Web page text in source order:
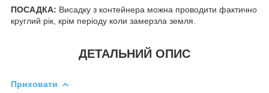
ПОСАДКА: Висадку з контейнера можна проводити фактично
круглий рік, крім періоду коли замерзла земля.
ДЕТАЛЬНИЙ ОПИС
Приховати